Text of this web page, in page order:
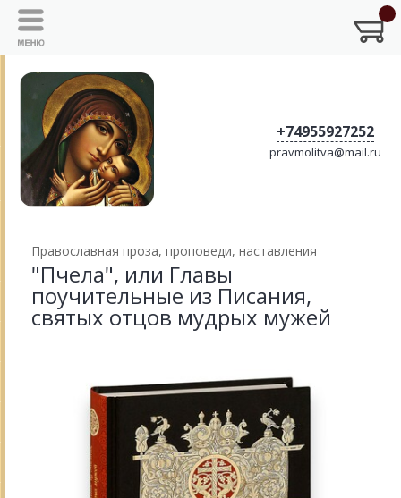
+74955927252
pravmolitva@mail.ru
Православная проза, проповеди, наставления
"Пчела", или Главы
поучительные из Писания,
святых отцов мудрых мужей